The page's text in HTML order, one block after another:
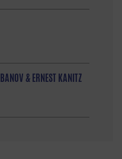
& ERNEST KANITZ